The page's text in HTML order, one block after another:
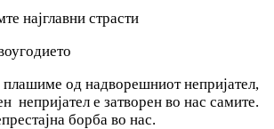
најглавни страсти
од надворешниот непријател,
непријател е затворен во нас самите.
борба во нас.